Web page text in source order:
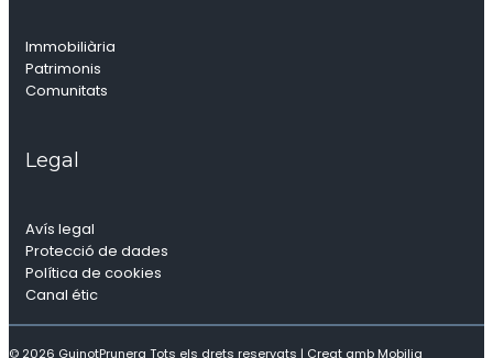
Immobiliària
Patrimonis
Comunitats
Legal
Avís legal
Protecció de dades
Política de cookies
Canal étic
© 2026 GuinotPrunera Tots els drets reservats | Creat amb Mobilia